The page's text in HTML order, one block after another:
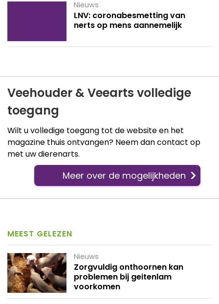
Nieuws
LNV: coronabesmetting van
nerts op mens aannemelijk
Veehouder & Veearts volledige
toegang
Wilt u volledige toegang tot de website en het
magazine thuis ontvangen? Neem dan contact op
met uw dierenarts.
Meer over de mogelijkheden
MEEST GELEZEN
Nieuws
Zorgvuldig onthoornen kan
problemen bij geitenlam
voorkomen